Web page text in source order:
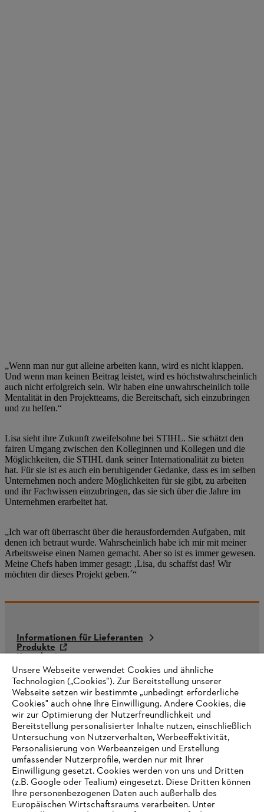
„Wenn man nur gut alleine arbeiten kann, wird es nicht klappen.
Und wenn man keinen Beitrag leistet, wird es höchstwahrscheinlich
auch nicht erfolgreich sein. Wir haben eine unwahrscheinlich tolle
Mentalität in den Projektteams, die Bereitschaft, sich einzubringen
und zu helfen.“
Lisa sieht ihre Zukunft zweifelsohne bei STIHL. Sie schätzt den
fairen Umgang zwischen den Kolleginnen und Kollegen und die
Möglichkeiten, die STIHL dank seiner Internationalität zu bieten
hat. Für sie ist es auch ein beruhigender Gedanke, dass es im selben
Unternehmen noch andere Möglichkeiten für sie gibt, zu arbeiten
und ihr Fachwissen einzubringen, das sie sich über die Jahre im
Unternehmen erarbeitet hat.
„Ich war oft überrascht über die herausfordernden Aufgaben, mit
denen ich betraut wurde. Wahrscheinlich habe ich mir mit meiner
Arbeitsweise einen Namen gemacht. Aber so ist es immer gewesen.
Meine Chefs haben immer gesagt: ‚Lisa, du schaffst das! Wir
möchten dir dieses Projekt geben.´“
Informationen für Lieferanten
Produkte
Kontakt
Karriere
Hinweisgebersystem
Unsere Webseite verwendet Cookies und ähnliche
Technologien („Cookies“). Zur Bereitstellung unserer
Webseite setzen wir bestimmte „unbedingt erforderliche
Cookies" auch ohne Ihre Einwilligung. Andere Cookies, die
wir zur Optimierung der Nutzerfreundlichkeit und
Bereitstellung personalisierter Inhalte nutzen, einschließlich
Untersuchung von Nutzerverhalten, Werbeeffektivität,
Personalisierung von Werbeanzeigen und Erstellung
umfassender Nutzerprofile, werden nur mit Ihrer
Einwilligung gesetzt. Cookies werden von uns und Dritten
(z.B. Google oder Tealium) eingesetzt. Diese Dritten können
Ihre personenbezogenen Daten auch außerhalb des
Europäischen Wirtschaftsraums verarbeiten. Unter